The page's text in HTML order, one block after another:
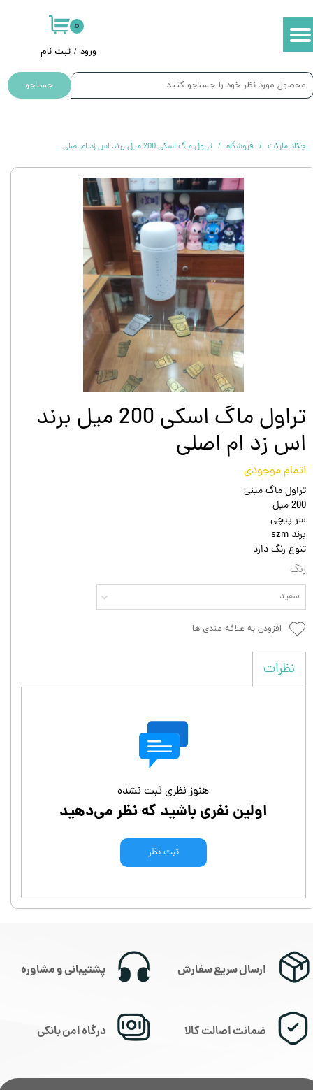
ورود / ثبت نام
حساب کاربری من
سفارشات
۰
جستجو
چکاد مارکت فروشگاه تراول ماگ اسکی 200 میل برند اس زد ام اصلی
تراول ماگ اسکی 200 میل برند
اس زد ام اصلی
اتمام موجودی
تراول ماگ مینی
200 میل
سر پیچی
برند szm
تنوع رنگ دارد
رنگ
سفید
افزودن به علاقه مندی ها
نظرات
هنوز نظری ثبت نشده
اولین نفری باشید که نظر می‌دهید
ثبت نظر
ارسال سریع سفارش
درگاه امن بانکی
پشتیبانی و مشاوره
ضمانت اصالت کالا